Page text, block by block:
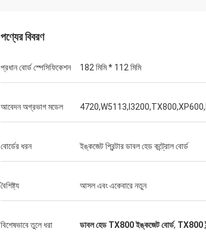
পণ্যের বিবরণ
প্রধান বোর্ড স্পেসিফিকেশন 182 মিমি * 112 মিমি
আবেদন অগ্রভাগ মডেল
বোর্ডের ধরন ইঙ্কজেট প্রিন্টার ডাবল হেড কন্ট্রোল বোর্ড
বৈশিষ্ট্য আসল এবং একেবারে নতুন
বিশেষভাবে তুলে ধরা ডাবল হেড TX800 ইঙ্কজেট বোর্ড, TX800